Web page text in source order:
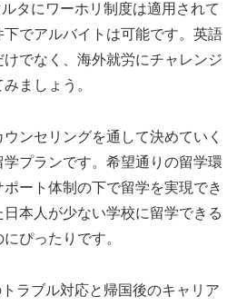
タにワーホリ制度は適用されて
でアルバイトは可能です。英語
でなく、海外就労にチャレンジ
ましょう。
ンセリングを通して決めていく
プランです。希望通りの留学環
ート体制の下で留学を実現でき
本人が少ない学校に留学できる
ぴったりです。
ラブル対応と帰国後のキャリア